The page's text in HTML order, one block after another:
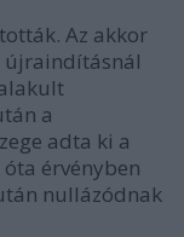
Az akkor
újraindításnál
a
adta ki a
érvényben
nullázódnak